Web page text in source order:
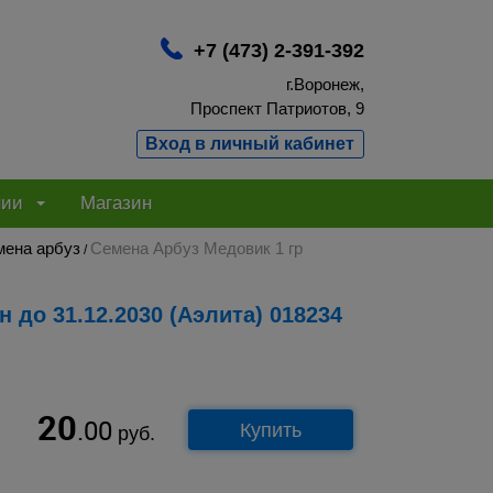
+7 (473) 2-391-392
г.Воронеж,
Проспект Патриотов, 9
Вход в личный кабинет
Магазин
арбуз / Семена Арбуз Медовик 1 гр
до 31.12.2030 (Аэлита) 018234
20.00 руб. Купить